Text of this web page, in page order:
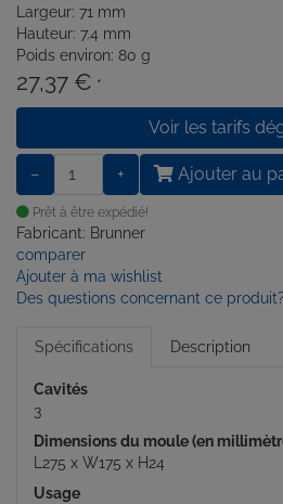
Largeur: 71 mm
Hauteur: 7.4 mm
Poids environ: 80 g
27,37 € *
Voir les tarifs
− + Ajouter au
Prêt à être expédié!
Fabricant: Brunner
comparer
Ajouter à ma wishlist
Des questions concernant ce produit?
Spécifications Description
Cavités
3
Dimensions du moule (en
L275 x W175 x H24
Usage